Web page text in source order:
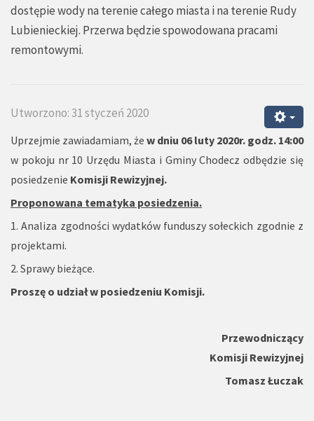
dostępie wody na terenie całego miasta i na terenie Rudy
Lubienieckiej. Przerwa będzie spowodowana pracami
remontowymi.
Utworzono: 31 styczeń 2020
Uprzejmie zawiadamiam, że w dniu 06 luty 2020r. godz. 14:00
w pokoju nr 10 Urzędu Miasta i Gminy Chodecz odbędzie się
posiedzenie Komisji Rewizyjnej.
Proponowana tematyka posiedzenia.
1. Analiza zgodności wydatków funduszy sołeckich zgodnie z
projektami.
2. Sprawy bieżące.
Proszę o udział w posiedzeniu Komisji.
Przewodniczący
Komisji Rewizyjnej
Tomasz Łuczak